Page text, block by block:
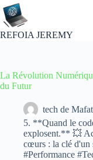
Passer
au
contenu
REFOIA JEREMY
La Révolution
du Futur
tech de
5. **Quand le
explosent.** 💥
cœurs : la clé d'un
#Performance